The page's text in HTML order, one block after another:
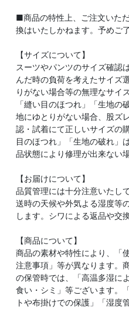
■商品の特性上、ご注文いた
換はいたしかねます。予めご
【サイズについて】
スーツやパンツのサイズ確認
んだ時の負荷を考えたサイズ
りがない場合等の無理なサイ
「縫い目のほつれ」「生地の
地にゆとりがない場合、股ズ
認・試着にて正しいサイズの
目のほつれ」「生地の破れ」
品状態により修理が出来ない
【お届けについて】
品質管理には十分注意いたし
送時の天候や外気よる湿度等
します。シワによる返品や交
【商品について】
商品の素材や特性により、「
注意事項」等が異なります。
の保管時では、「高温多湿に
食い・シミ」等ございます。
トや布掛けでの保護」「湿度